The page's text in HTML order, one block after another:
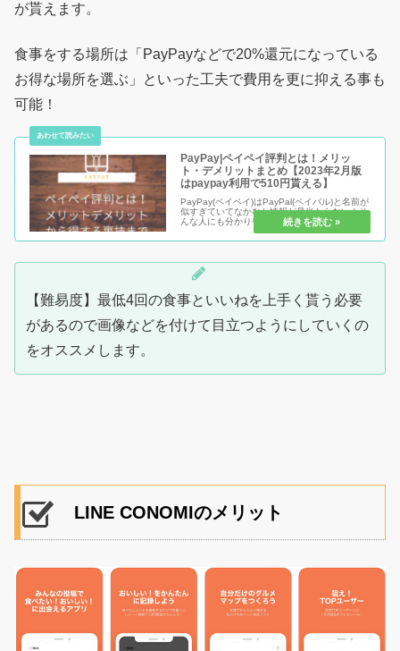
が貰えます。
食事をする場所は「PayPayなどで20%還元になっている
お得な場所を選ぶ」といった工夫で費用を更に抑える事も
可能！
PayPay|ペイペイ評判とは！メリッ
ト・デメリットまとめ【2023年2月版
はpaypay利用で510円貰える】
PayPay(ペイペイ)はPayPal(ペイパル)と名前が
似すぎていてなかなか情報が見当たらない！そ
んな人にも分かりやすくメリットからデメリッ
トまで解説！ソフトバンクとヤフーが組んだ新
しい決済サービスを要チェック！今後長く使う
【難易度】最低4回の食事といいねを上手く貰う必要
があるので画像などを付けて目立つようにしていくの
をオススメします。
LINE CONOMIのメリット